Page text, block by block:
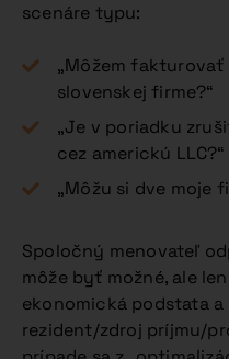
scenáre typu:
„Môžem
slovenskej firme?“
„Je v poriadku
cez americkú LLC?“
„Môžu si dve moje
Spoločný menovateľ
môže byť možné, ale
ekonomická podstata
rezident/zdroj príjmu/